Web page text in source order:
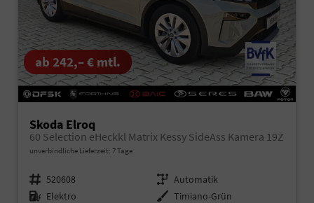
ab 242,– € mtl.
Skoda Elroq
60 Selection eHeckkl Matrix Kessy SideAss Kamera 19Z
unverbindliche Lieferzeit: 7 Tage
Fahrzeugnr. 520608 Getriebe Automatik
Kraftstoff Elektro Außenfarbe Timiano-Grün